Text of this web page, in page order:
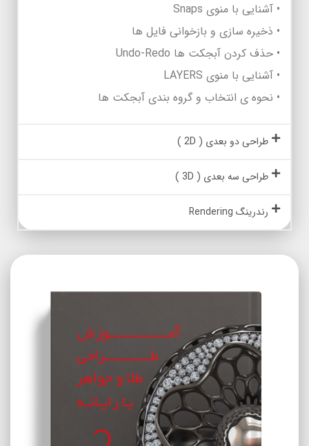
• آشنایی با منوی Snaps
• ذخیره سازی و بازخوانی فایل ها
• حذف کردن آبجکت ها Undo-Redo
• آشنایی با منوی LAYERS
• نحوه ی انتخاب و گروه بندی آبجکت ها
طراحی دو بعدی ( 2D )
طراحی سه بعدی ( 3D )
رندرینگ Rendering